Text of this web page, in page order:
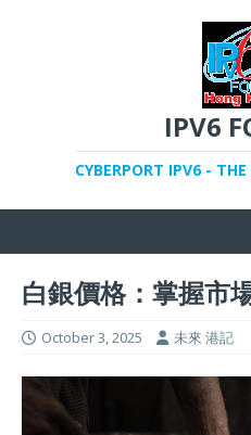
IPV6
CYBERPORT IPV6 -
白銀價格：掌握市
October 3, 2025 未來 港記